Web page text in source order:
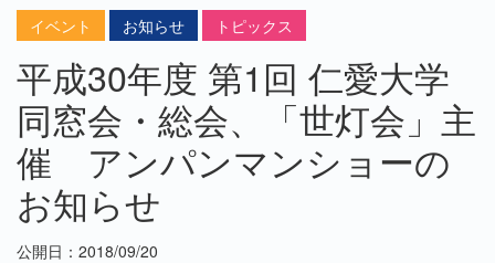
イベント お知らせ トピックス
平成30年度 第1回 仁愛大学
同窓会・総会、「世灯会」主
催 アンパンマンショーの
お知らせ
公開日：2018/09/20